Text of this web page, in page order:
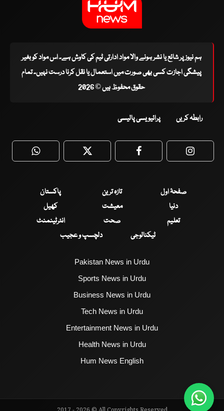
ہم نیوز پر شائع یا نشر ہونے والا مواد ادارتی ٹیم کی کاوش ہے۔ اس مواد کو بغیر
پیشگی اجازت کسی بھی صورت میں استعمال یا نقل کرنا درست نہیں۔ تمام
حقوق محفوظ ہیں © 2026
رابطہ کریں پرائیویسی پالیسی
WhatsApp Twitter Facebook
صفحۂ اول تازہ ترین
پاکستان
دنیا
معیشت
کھیل
تعلیم
صحت
انٹرٹینمنٹ
ٹیکنالوجی
دلچسپ و عجیب
Pakistan News in Urdu
Sports News in Urdu
Business News in Urdu
Tech News in Urdu
Entertainment News in Urdu
Health News in Urdu
Hum News English